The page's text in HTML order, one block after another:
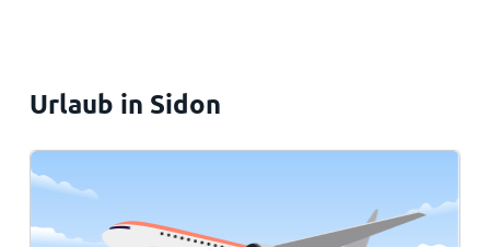
Urlaub in Sidon